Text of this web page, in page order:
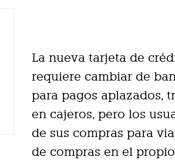
La nueva tarjeta de
requiere cambiar de
para pagos aplazados,
en cajeros, pero los
de sus compras para
de compras en el